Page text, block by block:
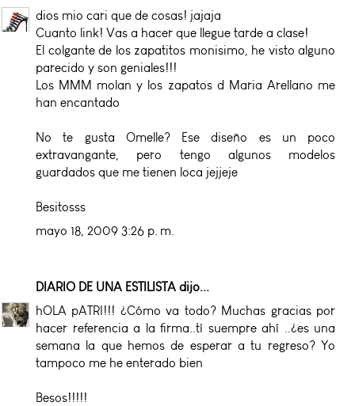
dios mio cari que de cosas! jajaja
Cuanto link! Vas a hacer que llegue tarde a clase!
El colgante de los zapatitos monisimo, he visto alguno
parecido y son geniales!!!
Los MMM molan y los zapatos d Maria Arellano me
han encantado
No te gusta Omelle? Ese diseño es un poco
extravangante, pero tengo algunos modelos
guardados que me tienen loca jejjeje
Besitosss
mayo 18, 2009 3:26 p. m.
DIARIO DE UNA ESTILISTA dijo...
hOLA pATRI!!! ¿Cómo va todo? Muchas gracias por
hacer referencia a la firma..tí suempre ahí ..¿es una
semana la que hemos de esperar a tu regreso? Yo
tampoco me he enterado bien
Besos!!!!!